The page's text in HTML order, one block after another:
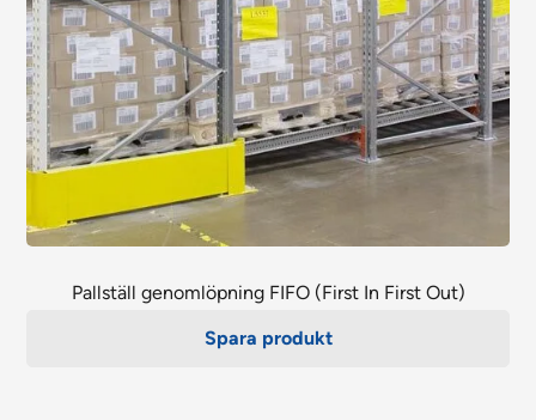
Pallställ genomlöpning FIFO (First In First Out)
Spara produkt